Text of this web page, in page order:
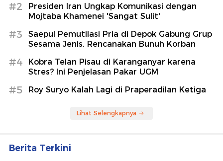
#2
Presiden Iran Ungkap Komunikasi dengan
Mojtaba Khamenei 'Sangat Sulit'
#3
Saepul Pemutilasi Pria di Depok Gabung Grup
Sesama Jenis, Rencanakan Bunuh Korban
#4
Kobra Telan Pisau di Karanganyar karena
Stres? Ini Penjelasan Pakar UGM
#5 Roy Suryo Kalah Lagi di Praperadilan Ketiga
Lihat Selengkapnya
Berita Terkini